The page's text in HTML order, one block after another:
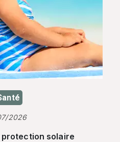
2026
solaire